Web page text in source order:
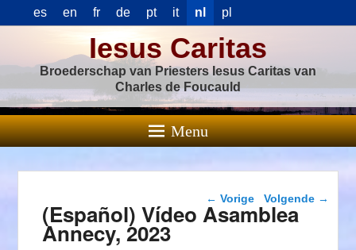
es en fr de pt it nl pl
Iesus Caritas
Broederschap van Priesters Iesus Caritas van
Charles de Foucauld
Menu
Berichtnavigatie
← Vorige Volgende →
(Español) Vídeo Asamblea
Annecy, 2023